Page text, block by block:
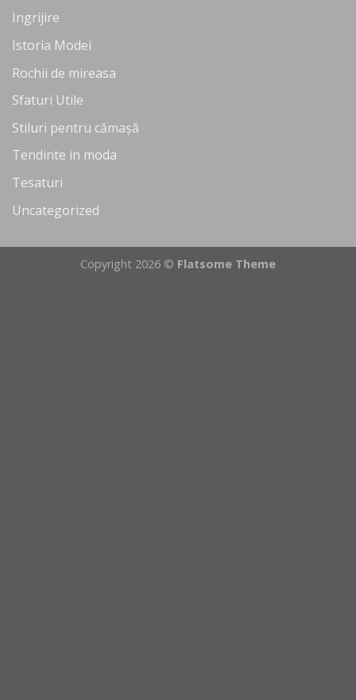
Ingrijire
Istoria Modei
Rochii de mireasa
Sfaturi Utile
Stiluri pentru cămașă
Tendinte in moda
Tesaturi
Uncategorized
Copyright 2026 © Flatsome Theme